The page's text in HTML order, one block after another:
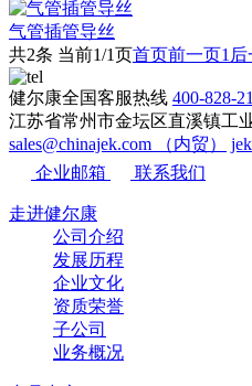
气管插管导丝
共2条 当前1/1页首页前一页1
健尔康全国客服热线 400-828-
江苏省常州市金坛区直溪镇工
sales@chinajek.com （内贸）
企业邮箱
联系我们
走进健尔康
公司介绍
发展历程
企业文化
资质荣誉
子公司
业务概况